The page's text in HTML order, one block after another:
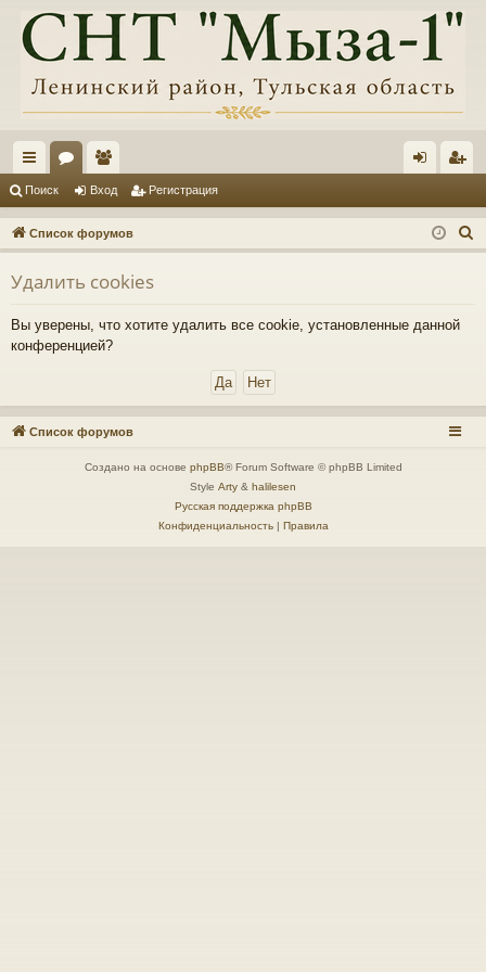
с
ы
лк
и
ум
ы
ол
ьз
ов
ат
ел
и
д ис
тр
ия
Поиск Вход Регистрация
Список форумов
о
Удалить cookies
Вы уверены, что хотите удалить все cookie, установленные данной
конференцией?
Список форумов
Создано на основе phpBB® Forum Software © phpBB Limited
Style Arty & halilesen
Русская поддержка phpBB
Конфиденциальность| Правила